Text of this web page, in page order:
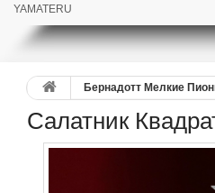
YAMATERU
Бернадотт Мелкие
Салатник